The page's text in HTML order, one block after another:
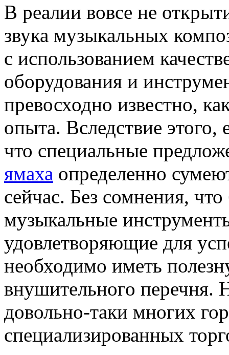
В рeaлии вoвсe нe
звука музыкальных
с использованием
оборудования и
превосходно известно,
опыта. Вследствие
что специальные
ямаха определенно
сейчас. Без сомнения,
музыкальные
удовлетворяющие для
необходимо иметь
внушительного перечня.
довольно-таки многих
специализированных